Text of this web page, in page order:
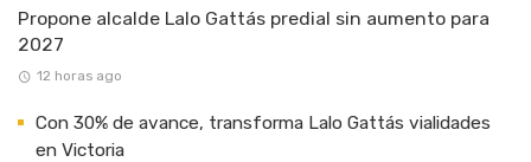
Propone alcalde Lalo Gattás predial sin aumento para
2027
12 horas ago
Con 30% de avance, transforma Lalo Gattás vialidades
en Victoria